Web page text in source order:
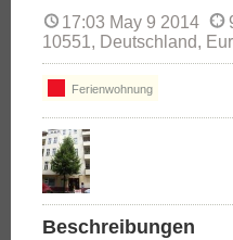
17:03 May 9 2014
10551, Deutschland,
Ferienwohnung
Beschreibungen